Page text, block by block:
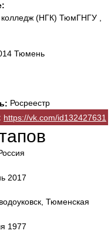
(НГК) ТюмГНГУ ,
Тюмень
Росреестр
https://vk.com/id132427631
2017
Тюменская
1977